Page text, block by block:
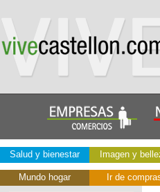
Salud y bienestar Imagen y
Mundo hogar Ir de